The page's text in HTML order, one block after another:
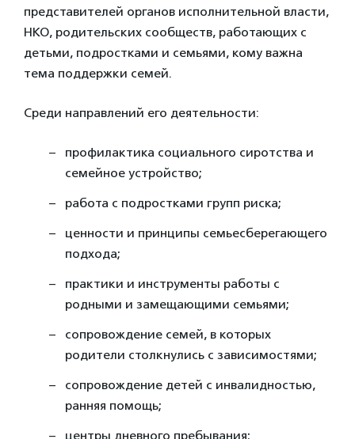
представителей органов исполнительной власти,
НКО, родительских сообществ, работающих с
детьми, подростками и семьями, кому важна
тема поддержки семей.
Среди направлений его деятельности:
профилактика социального сиротства и
семейное устройство;
работа с подростками групп риска;
ценности и принципы семьесберегающего
подхода;
практики и инструменты работы с
родными и замещающими семьями;
сопровождение семей, в которых
родители столкнулись с зависимостями;
сопровождение детей с инвалидностью,
ранняя помощь;
центры дневного пребывания;